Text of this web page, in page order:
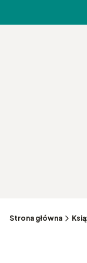
Strona główna